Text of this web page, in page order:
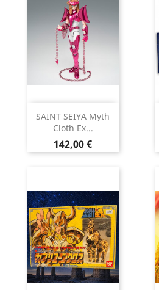
SAINT SEIYA Myth
Cloth Ex...
Prix
142,00 €